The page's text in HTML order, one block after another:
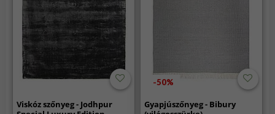
Viskóz szőnyeg - Jodhpur
-50%
Gyapjúszőnyeg - Bibury